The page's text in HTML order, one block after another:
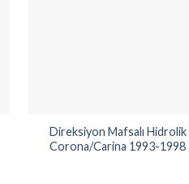
Direksiyon Mafsalı Hidrolik
Corona/Carina 1993-1998